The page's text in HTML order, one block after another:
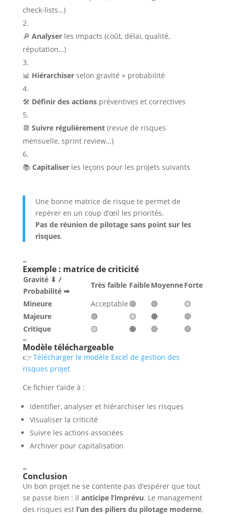
check-lists…)
🔎 Analyserles impacts (coût, délai, qualité,
réputation…)
📊 Hiérarchiserselon gravité × probabilité
🛠️ Définir des actionspréventives et correctives
📆 Suivre régulièrement(revue de risques
mensuelle, sprint review…)
📚 Capitaliserles leçons pour les projets suivants
Une bonne matrice de risque te permet de
repérer en un coup d’œil les priorités.
Pas de réunion de pilotage sans point sur les
risques.
–
Exemple : matrice de criticité
Gravité ⬇ /
Probabilité ➡
Très faible FaibleMoyenneForte
Mineure
Acceptable 🟢 🟢
🟡
Majeure
🟢 🟡 🟠
🔴
Critique
🟡 🟠 🔴 🔴
–
Modèle téléchargeable
👉Télécharger le modèle Excel de gestion des
risques projet
Ce fichier t’aide à :
Identifier, analyser et hiérarchiser les risques
Visualiser la criticité
Suivre les actions associées
Archiver pour capitalisation
–
Conclusion
Un bon projet ne se contente pas d’espérer que tout
se passe bien : il anticipe l’imprévu. Le management
des risques est l’un des piliers du pilotage moderne,